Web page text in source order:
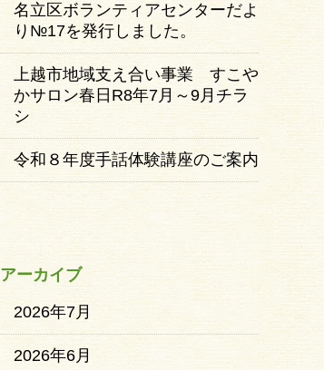
名立区ボランティアセンターだよ
り№17を発行しました。
上越市地域支え合い事業 すこや
かサロン春日R8年7月～9月チラ
シ
令和８年度手話体験講座のご案内
アーカイブ
2026年7月
2026年6月